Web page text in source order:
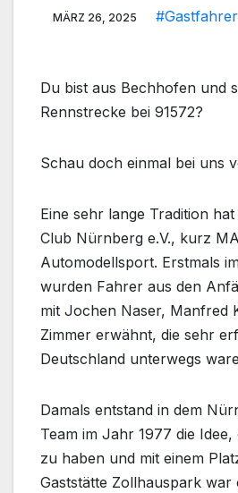
MÄRZ 26, 2025 #Gastfahrer
Du bist aus Bechhofen und
Rennstrecke bei 91572?
Schau doch einmal bei uns
Eine sehr lange Tradition
Club Nürnberg e.V., kurz
Automodellsport. Erstmals
wurden Fahrer aus den
mit Jochen Naser, Manfred
Zimmer erwähnt, die sehr
Deutschland unterwegs
Damals entstand in dem
Team im Jahr 1977 die
zu haben und mit einem
Gaststätte Zollhauspark war